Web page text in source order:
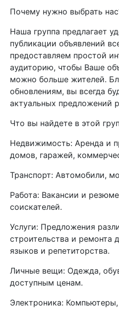
Почему нужно выбрать
Наша группа предлагает
публикации объявлений
предоставляем простой
аудиторию, чтобы Ваше
можно больше жителей.
обновлениям, вы всегда
актуальных предложений
Что вы найдете в этой
Недвижимость: Аренда и
домов, гаражей,
Транспорт: Автомобили,
Работа: Вакансии и
соискателей.
Услуги: Предложения
строительства и ремонта
языков и репетиторства.
Личные вещи: Одежда,
доступным ценам.
Электроника: